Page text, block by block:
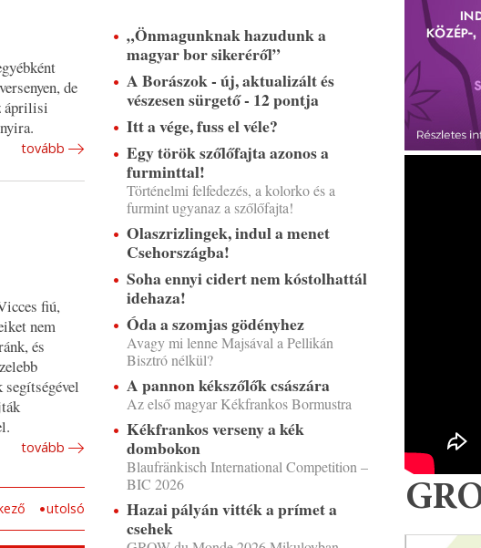
de
áprilisi
tovább
fiú,
nem
és
tovább
utolsó
„Önmagunknak hazudunk a
magyar bor sikeréről”
A Borászok - új, aktualizált és
vészesen sürgető - 12 pontja
Itt a vége, fuss el véle?
Egy török szőlőfajta azonos a
furminttal!
Történelmi felfedezés, a kolorko és a
furmint ugyanaz a szőlőfajta!
Olaszrizlingek, indul a menet
Csehországba!
Soha ennyi cidert nem kóstolhattál
idehaza!
Óda a szomjas gödényhez
Avagy mi lenne Majsával a Pellikán
Bisztró nélkül?
A pannon kékszőlők császára
Az első magyar Kékfrankos Bormustra
Kékfrankos verseny a kék
dombokon
Blaufränkisch International Competition –
BIC 2026
Hazai pályán vitték a prímet a
csehek